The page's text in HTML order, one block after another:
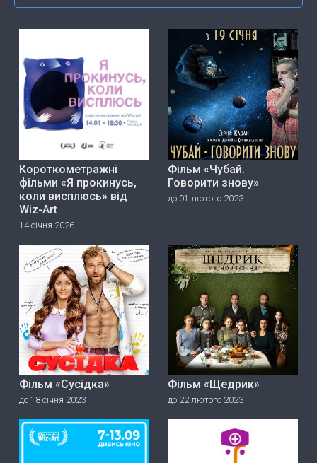
Короткометражні
фільми «Я прокинусь,
коли висплюсь» від
Wiz-Art
14 січня 2026
Фільм «Чубай.
Говорити знову»
до 01 лютого 2023
Фільм «Сусідка»
до 18 січня 2023
Фільм «Щедрик»
до 22 лютого 2023